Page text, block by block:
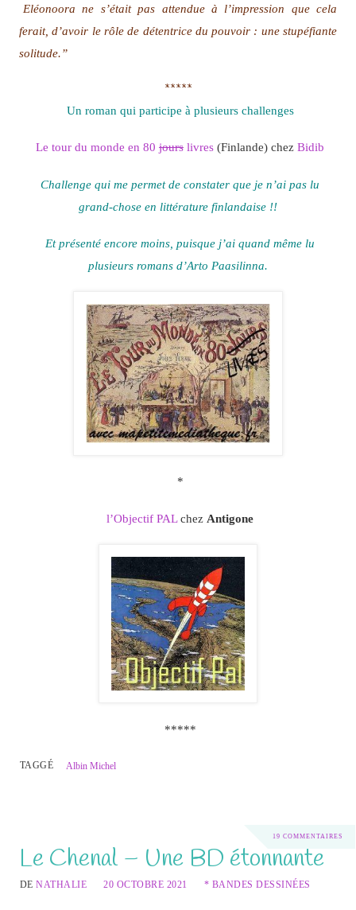
Eléonoora ne s’était pas attendue à l’impression que cela
ferait, d’avoir le rôle de détentrice du pouvoir : une stupéfiante
solitude.”
*****
Un roman qui participe à plusieurs challenges
Le tour du monde en 80 jours livres (Finlande) chez Bidib
Challenge qui me permet de constater que je n’ai pas lu
grand-chose en littérature finlandaise !!
Et présenté encore moins, puisque j’ai quand même lu
plusieurs romans d’Arto Paasilinna.
*
l’Objectif PALchez Antigone
*****
TAGGÉ Albin Michel
19 COMMENTAIRES
Le Chenal – Une BD étonnante
DENATHALIE 20 OCTOBRE 2021 * BANDES DESSINÉES